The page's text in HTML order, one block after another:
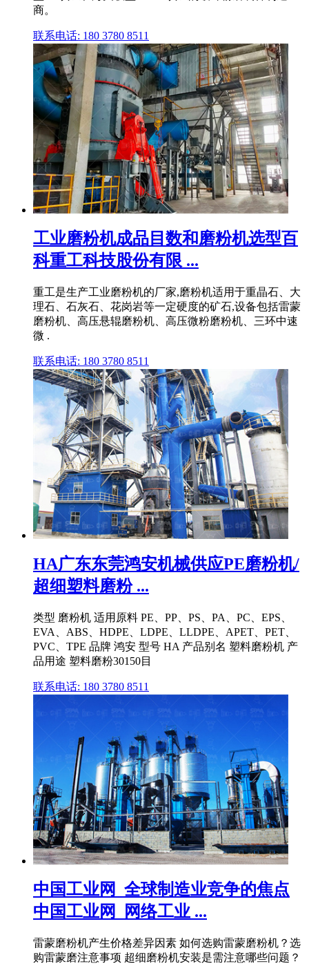
商。
联系电话: 180 3780 8511
工业磨粉机成品目数和磨粉机选型百
科重工科技股份有限 ...
重工是生产工业磨粉机的厂家,磨粉机适用于重晶石、大
理石、石灰石、花岗岩等一定硬度的矿石,设备包括雷蒙
磨粉机、高压悬辊磨粉机、高压微粉磨粉机、三环中速
微 .
联系电话: 180 3780 8511
HA广东东莞鸿安机械供应PE磨粉机/
超细塑料磨粉 ...
类型 磨粉机 适用原料 PE、PP、PS、PA、PC、EPS、
EVA、ABS、HDPE、LDPE、LLDPE、APET、PET、
PVC、TPE 品牌 鸿安 型号 HA 产品别名 塑料磨粉机 产
品用途 塑料磨粉30150目
联系电话: 180 3780 8511
中国工业网_全球制造业竞争的焦点
中国工业网_网络工业 ...
雷蒙磨粉机产生价格差异因素 如何选购雷蒙磨粉机？选
购雷蒙磨注意事项 超细磨粉机安装是需注意哪些问题？